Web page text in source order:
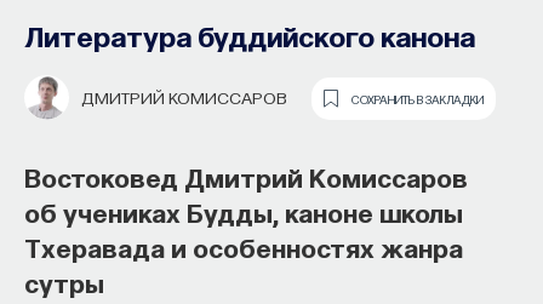
Литература буддийского канона
ДМИТРИЙ КОМИССАРОВ СОХРАНИТЬ В ЗАКЛАДКИ
Востоковед Дмитрий Комиссаров
об учениках Будды, каноне школы
Тхеравада и особенностях жанра
сутры
Как наши память, потребности,
ВЕРА МИЛЬЧИНА СОХРАНИТЬ В ЗАКЛАДКИ
Филолог Вера Мильчина о моде
на французскую культуру,
революционной «заразе» и получении
российского подданства
Под влиянием каких факторов складывалось